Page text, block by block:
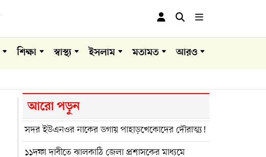
শিক্ষা স্বাস্থ্য ইসলাম মতামত আরও
আরো পড়ুন
সদর ইউএনওর নাকের ডগায় পাহাড়খেকোদের দৌরাত্ম্য!
১১দফা দাবীতে ঝালকাঠি জেলা প্রশাসকের মাধ্যমে